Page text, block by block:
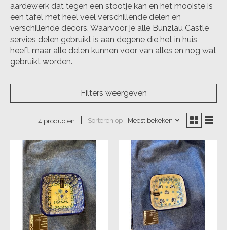
aardewerk dat tegen een stootje kan en het mooiste is
een tafel met heel veel verschillende delen en
verschillende decors. Waarvoor je alle Bunzlau Castle
servies delen gebruikt is aan degene die het in huis
heeft maar alle delen kunnen voor van alles en nog wat
gebruikt worden.
Filters weergeven
4 producten Sorteren op Meest bekeken